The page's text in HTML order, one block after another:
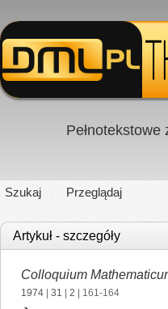
Szukaj Przeglądaj
Artykuł - szczegóły
Colloquium
1974 31 2 | 161-164